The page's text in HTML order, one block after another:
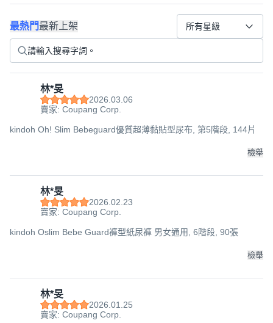
最熱門最新上架 所有星級
林*旻
2026.03.06
賣家: Coupang Corp.
kindoh Oh! Slim Bebeguard優質超薄黏貼型尿布, 第5階段, 144片
檢舉
林*旻
2026.02.23
賣家: Coupang Corp.
kindoh Oslim Bebe Guard褲型紙尿褲 男女通用, 6階段, 90張
檢舉
林*旻
2026.01.25
賣家: Coupang Corp.